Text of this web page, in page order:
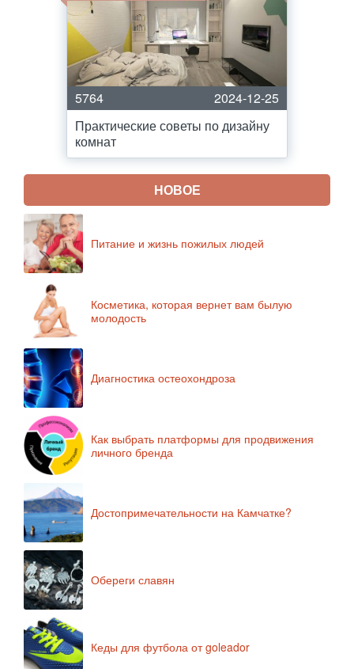
5764
2024-12-25
Практические советы по дизайну
комнат
НОВОЕ
Питание и жизнь пожилых людей
Косметика, которая вернет вам былую
молодость
Диагностика остеохондроза
Как выбрать платформы для продвижения
личного бренда
Достопримечательности на Камчатке?
Обереги славян
Кеды для футбола от goleador